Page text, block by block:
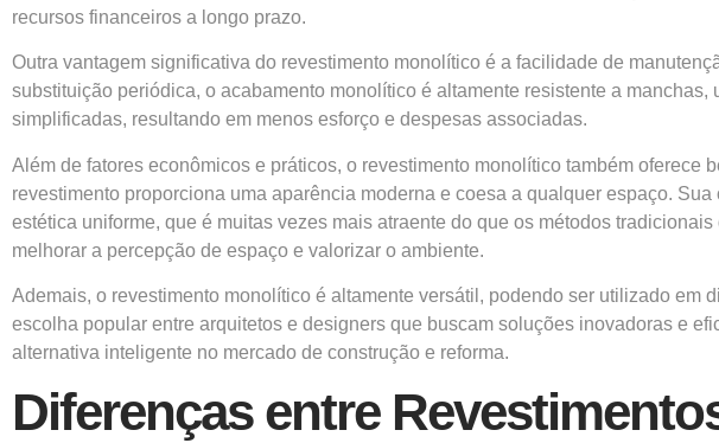
recursos financeiros a longo prazo.
Outra vantagem significativa do revestimento monolítico é a facilidade de
substituição periódica, o acabamento monolítico é altamente resistente a
simplificadas, resultando em menos esforço e despesas associadas.
Além de fatores econômicos e práticos, o revestimento monolítico também
revestimento proporciona uma aparência moderna e coesa a qualquer espaço.
estética uniforme, que é muitas vezes mais atraente do que os métodos
melhorar a percepção de espaço e valorizar o ambiente.
Ademais, o revestimento monolítico é altamente versátil, podendo ser utilizado
escolha popular entre arquitetos e designers que buscam soluções inovadoras e
alternativa inteligente no mercado de construção e reforma.
Diferenças entre